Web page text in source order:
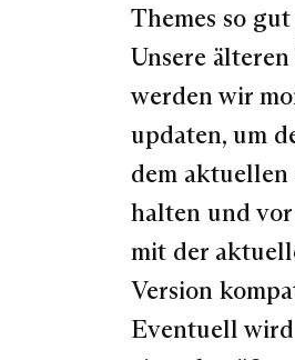
Themes so
Unsere älteren
werden wir
updaten, um
dem aktuellen
halten und
mit der
Version
Eventuell